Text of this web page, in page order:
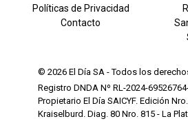
Políticas de Privacidad
Contacto
© 2026 El Día SA - Todos los
Registro DNDA Nº RL-2024-
Propietario El Día SAICYF. Edición Nro.
Kraiselburd. Diag. 80 Nro. 815 - La